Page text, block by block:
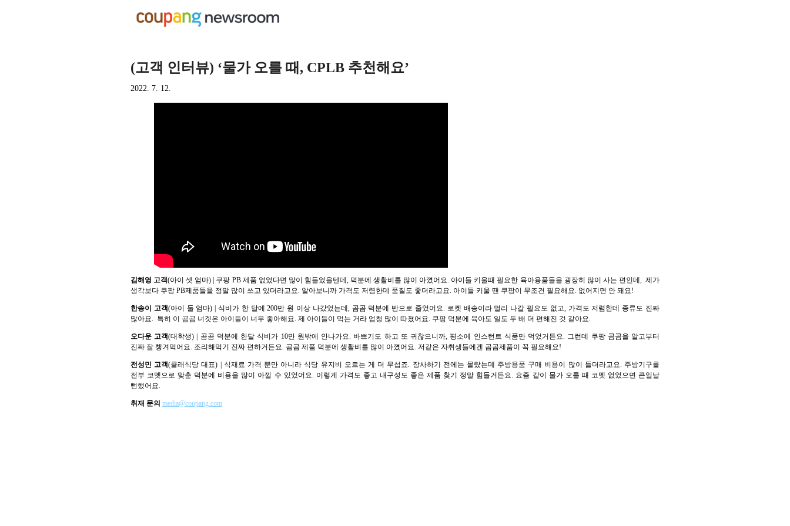
(고객 인터뷰) ‘물가 오를 때, CPLB 추천해요’
2022. 7. 12.
김해영 고객(아이 셋 엄마) | 쿠팡 PB 제품 없었다면 많이 힘들었을텐데, 덕분에 생활비를 많이 아꼈어요. 아이들 키울때 필요한 육아용품들을 굉장히 많이 사는 편인데, 제가
생각보다 쿠팡 PB제품들을 정말 많이 쓰고 있더라고요. 알아보니까 가격도 저렴한데 품질도 좋더라고요. 아이들 키울 땐 쿠팡이 무조건 필요해요. 없어지면 안 돼요!
한송이 고객(아이 둘 엄마) | 식비가 한 달에 200만 원 이상 나갔었는데, 곰곰 덕분에 반으로 줄었어요. 로켓 배송이라 멀리 나갈 필요도 없고, 가격도 저렴한데 종류도 진짜
많아요. 특히 이 곰곰 너겟은 아이들이 너무 좋아해요. 제 아이들이 먹는 거라 엄청 많이 따졌어요. 쿠팡 덕분에 육아도 일도 두 배 더 편해진 것 같아요.
오다운 고객(대학생) | 곰곰 덕분에 한달 식비가 10만 원밖에 안나가요. 바쁘기도 하고 또 귀찮으니까, 평소에 인스턴트 식품만 먹었거든요. 그런데 쿠팡 곰곰을 알고부터
진짜 잘 챙겨먹어요. 조리해먹기 진짜 편하거든요. 곰곰 제품 덕분에 생활비를 많이 아꼈어요. 저같은 자취생들에겐 곰곰제품이 꼭 필요해요!
전성민 고객(클래식당 대표) | 식재료 가격 뿐만 아니라 식당 유지비 오르는 게 더 무섭죠. 장사하기 전에는 몰랐는데 주방용품 구매 비용이 많이 들더라고요. 주방기구를
전부 코멧으로 맞춘 덕분에 비용을 많이 아낄 수 있었어요. 이렇게 가격도 좋고 내구성도 좋은 제품 찾기 정말 힘들거든요. 요즘 같이 물가 오를 때 코멧 없었으면 큰일날
뻔했어요.
취재 문의 media@coupang.com